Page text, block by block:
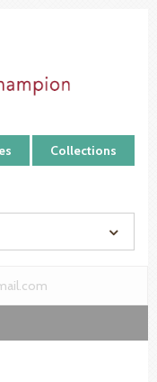
Collections